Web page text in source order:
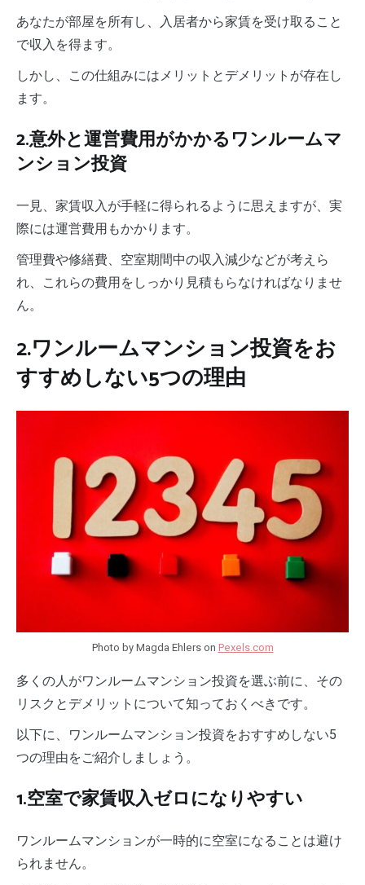
あなたが部屋を所有し、入居者から家賃を受け取ること
で収入を得ます。
しかし、この仕組みにはメリットとデメリットが存在し
ます。
2.意外と運営費用がかかるワンルームマ
ンション投資
一見、家賃収入が手軽に得られるように思えますが、実
際には運営費用もかかります。
管理費や修繕費、空室期間中の収入減少などが考えら
れ、これらの費用をしっかり見積もらなければなりませ
ん。
2.ワンルームマンション投資をお
すすめしない5つの理由
Photo by Magda Ehlers on Pexels.com
多くの人がワンルームマンション投資を選ぶ前に、その
リスクとデメリットについて知っておくべきです。
以下に、ワンルームマンション投資をおすすめしない5
つの理由をご紹介しましょう。
1.空室で家賃収入ゼロになりやすい
ワンルームマンションが一時的に空室になることは避け
られません。